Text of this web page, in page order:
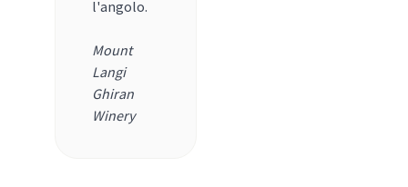
l'angolo.
Mount
Langi
Ghiran
Winery